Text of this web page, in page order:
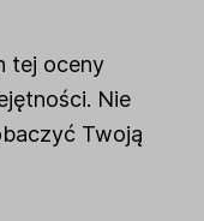
tej oceny
Nie
Twoją